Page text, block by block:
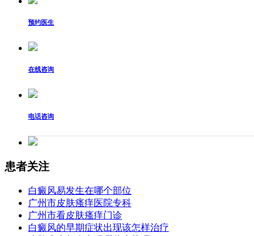
预约医生
在线咨询
电话咨询
患者关注
白癜风易发生在哪个部位
广州市皮肤瘙痒医院专科
广州市看皮肤瘙痒门诊
白癜风的早期症状出现该怎样治疗